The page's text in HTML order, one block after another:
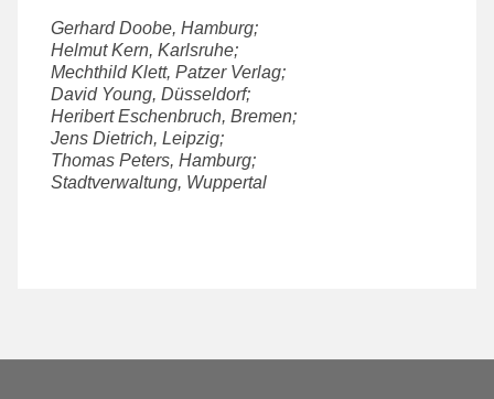
Gerhard Doobe, Hamburg;
Helmut Kern, Karlsruhe;
Mechthild Klett, Patzer Verlag;
David Young, Düsseldorf;
Heribert Eschenbruch, Bremen;
Jens Dietrich, Leipzig;
Thomas Peters, Hamburg;
Stadtverwaltung, Wuppertal